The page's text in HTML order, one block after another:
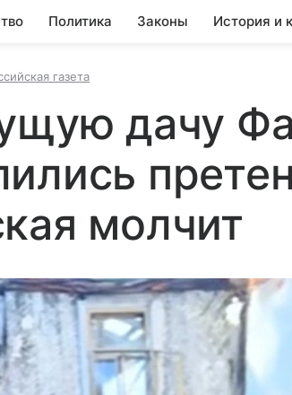
Политика Законы История и
газета
дачу
молчит